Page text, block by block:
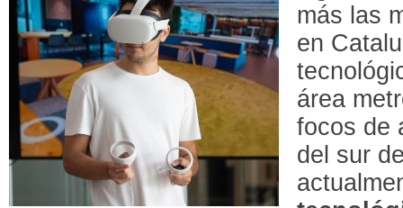
más las
en
área
focos de
del sur